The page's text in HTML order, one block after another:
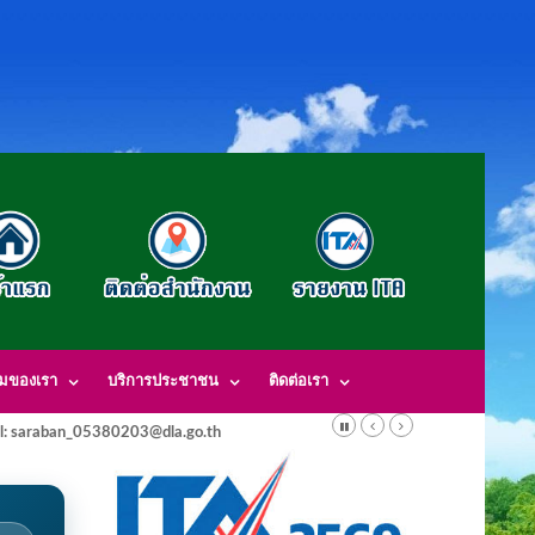
ของเรา บริการประชาชน ติดต่อเรา